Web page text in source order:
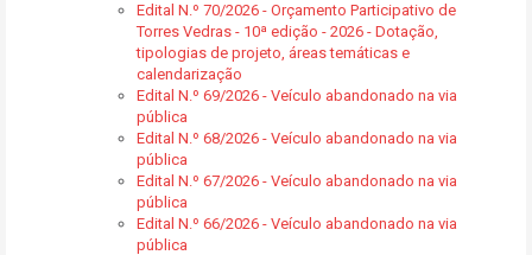
Edital N.º 70/2026 - Orçamento Participativo de
Torres Vedras - 10ª edição - 2026 - Dotação,
tipologias de projeto, áreas temáticas e
calendarização
Edital N.º 69/2026 - Veículo abandonado na via
pública
Edital N.º 68/2026 - Veículo abandonado na via
pública
Edital N.º 67/2026 - Veículo abandonado na via
pública
Edital N.º 66/2026 - Veículo abandonado na via
pública